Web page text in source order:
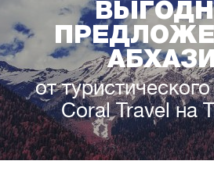
от
Coral Travel на